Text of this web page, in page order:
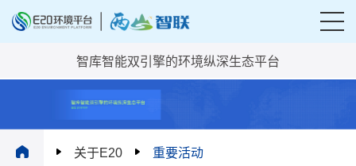
智库智能双引擎的环境纵深生态平台
关于E20 重要活动